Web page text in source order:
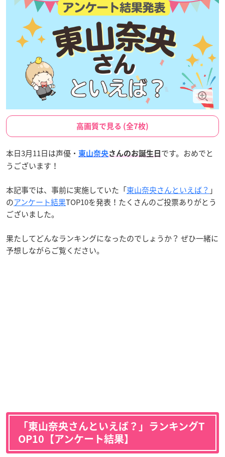
高画質で見る (全7枚)
本日3月11日は声優・ 東山奈央さんのお誕生日 です。おめでと
うございます！
本記事では、事前に実施していた「東山奈央さんといえば？ 」
のアンケート結果TOP10を発表！たくさんのご投票ありがとう
ございました。
果たしてどんなランキングになったのでしょうか？ ぜひ一緒に
予想しながらご覧ください。
「東山奈央さんといえば？」ランキングT
OP10【アンケート結果】